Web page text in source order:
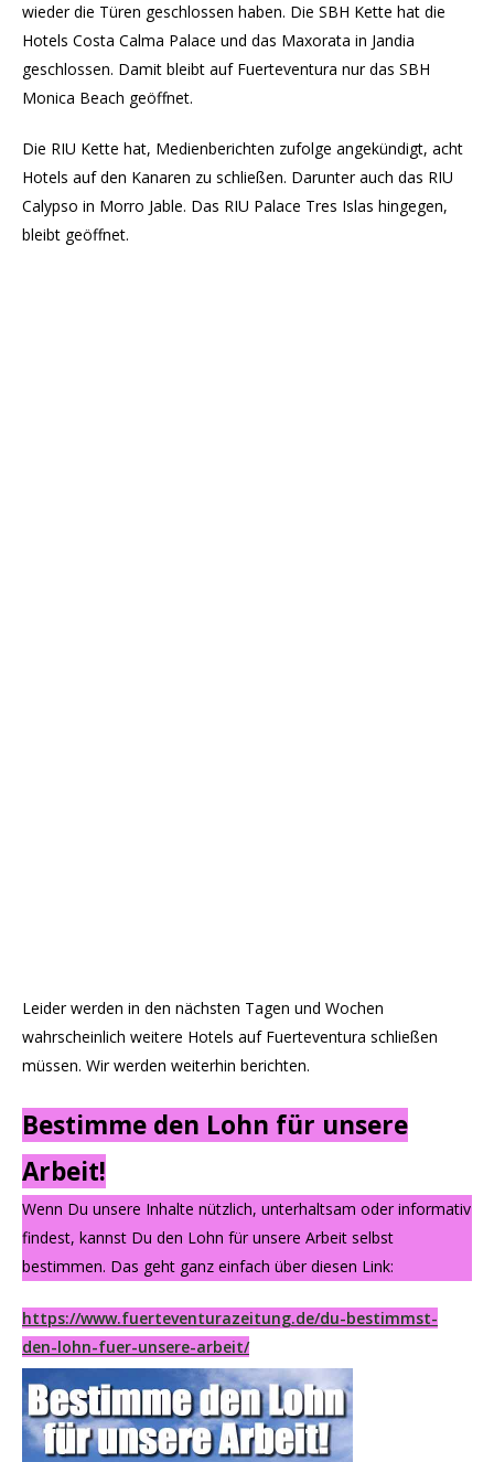
wieder die Türen geschlossen haben. Die SBH Kette hat die
Hotels Costa Calma Palace und das Maxorata in Jandia
geschlossen. Damit bleibt auf Fuerteventura nur das SBH
Monica Beach geöffnet.
Die RIU Kette hat, Medienberichten zufolge angekündigt, acht
Hotels auf den Kanaren zu schließen. Darunter auch das RIU
Calypso in Morro Jable. Das RIU Palace Tres Islas hingegen,
bleibt geöffnet.
Leider werden in den nächsten Tagen und Wochen
wahrscheinlich weitere Hotels auf Fuerteventura schließen
müssen. Wir werden weiterhin berichten.
Bestimme den Lohn für unsere
Arbeit!
Wenn Du unsere Inhalte nützlich, unterhaltsam oder informativ
findest, kannst Du den Lohn für unsere Arbeit selbst
bestimmen. Das geht ganz einfach über diesen Link:
https://www.fuerteventurazeitung.de/du-bestimmst-
den-lohn-fuer-unsere-arbeit/